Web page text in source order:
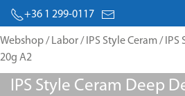
+36 1 299-0117
Webshop/ Labor/ IPS Style Ceram/ IPS
20g A2
IPS Style Ceram Deep